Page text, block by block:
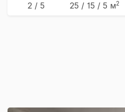
2 / 5 25 / 15 / 5 м2